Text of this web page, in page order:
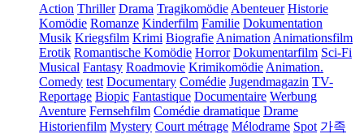
Action Thriller Drama Tragikomödie Abenteuer Historie
Komödie Romanze Kinderfilm Familie Dokumentation
Musik Kriegsfilm Krimi Biografie Animation Animationsfilm
Erotik Romantische Komödie Horror Dokumentarfilm Sci-Fi
Musical Fantasy Roadmovie Krimikomödie Animation.
Comedy test Documentary Comédie Jugendmagazin TV-
Reportage Biopic Fantastique Documentaire Werbung
Aventure Fernsehfilm Comédie dramatique Drame
Historienfilm Mystery Court métrage Mélodrame Spot 가족